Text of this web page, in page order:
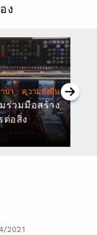
ง
บา· ความยั่งยืน
ร่วมมือสร้าง
ต่อสิ่ง
2021